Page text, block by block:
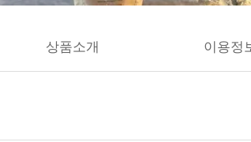
상품소개 이용정